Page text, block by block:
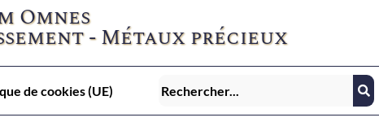
Omnes
- Métaux précieux
de cookies (UE)